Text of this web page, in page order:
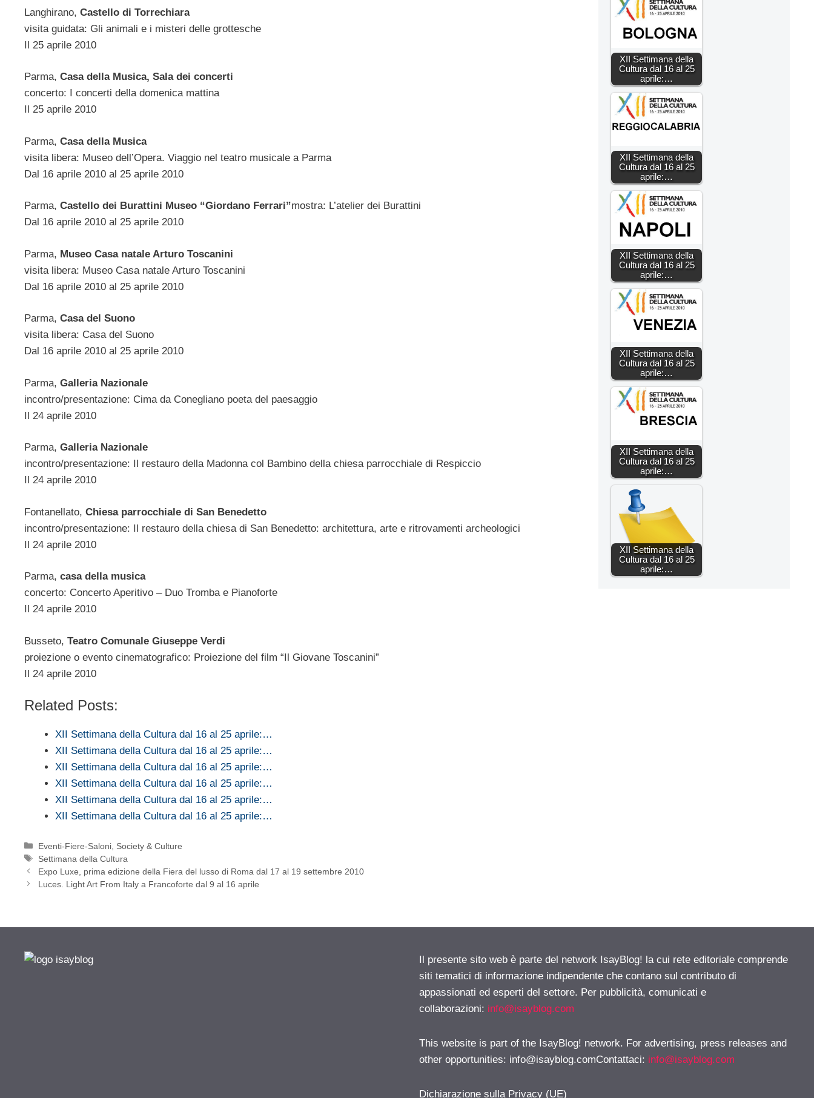
Langhirano, Castello di Torrechiara
visita guidata: Gli animali e i misteri delle grottesche
Il 25 aprile 2010
Parma, Casa della Musica, Sala dei concerti
concerto: I concerti della domenica mattina
Il 25 aprile 2010
Parma, Casa della Musica
visita libera: Museo dell’Opera. Viaggio nel teatro musicale a Parma
Dal 16 aprile 2010 al 25 aprile 2010
Parma, Castello dei Burattini Museo “Giordano Ferrari”mostra: L’atelier dei Burattini
Dal 16 aprile 2010 al 25 aprile 2010
Parma, Museo Casa natale Arturo Toscanini
visita libera: Museo Casa natale Arturo Toscanini
Dal 16 aprile 2010 al 25 aprile 2010
Parma, Casa del Suono
visita libera: Casa del Suono
Dal 16 aprile 2010 al 25 aprile 2010
Parma, Galleria Nazionale
incontro/presentazione: Cima da Conegliano poeta del paesaggio
Il 24 aprile 2010
Parma, Galleria Nazionale
incontro/presentazione: Il restauro della Madonna col Bambino della chiesa parrocchiale di Respiccio
Il 24 aprile 2010
Fontanellato, Chiesa parrocchiale di San Benedetto
incontro/presentazione: Il restauro della chiesa di San Benedetto: architettura, arte e ritrovamenti archeologici
Il 24 aprile 2010
Parma, casa della musica
concerto: Concerto Aperitivo – Duo Tromba e Pianoforte
Il 24 aprile 2010
Busseto, Teatro Comunale Giuseppe Verdi
proiezione o evento cinematografico: Proiezione del film “Il Giovane Toscanini”
Il 24 aprile 2010
Related Posts:
XII Settimana della Cultura dal 16 al 25 aprile:…
XII Settimana della Cultura dal 16 al 25 aprile:…
XII Settimana della Cultura dal 16 al 25 aprile:…
XII Settimana della Cultura dal 16 al 25 aprile:…
XII Settimana della Cultura dal 16 al 25 aprile:…
XII Settimana della Cultura dal 16 al 25 aprile:…
Categorie
Eventi-Fiere-Saloni Society & Culture
Tag
Settimana della Cultura
Expo Luxe, prima edizione della Fiera del lusso di Roma dal 17 al 19 settembre 2010
Luces. Light Art From Italy a Francoforte dal 9 al 16 aprile
XII Settimana della
Cultura dal 16 al 25
aprile:…
XII Settimana della
Cultura dal 16 al 25
aprile:…
XII Settimana della
Cultura dal 16 al 25
aprile:…
XII Settimana della
Cultura dal 16 al 25
aprile:…
XII Settimana della
Cultura dal 16 al 25
aprile:…
XII Settimana della
Cultura dal 16 al 25
aprile:…
Il presente sito web è parte del network IsayBlog! la cui rete editoriale comprende
siti tematici di informazione indipendente che contano sul contributo di
appassionati ed esperti del settore. Per pubblicità, comunicati e
collaborazioni: info@isayblog.com
This website is part of the IsayBlog! network. For advertising, press releases and
other opportunities: info@isayblog.comContattaci: info@isayblog.com
Dichiarazione sulla Privacy (UE)